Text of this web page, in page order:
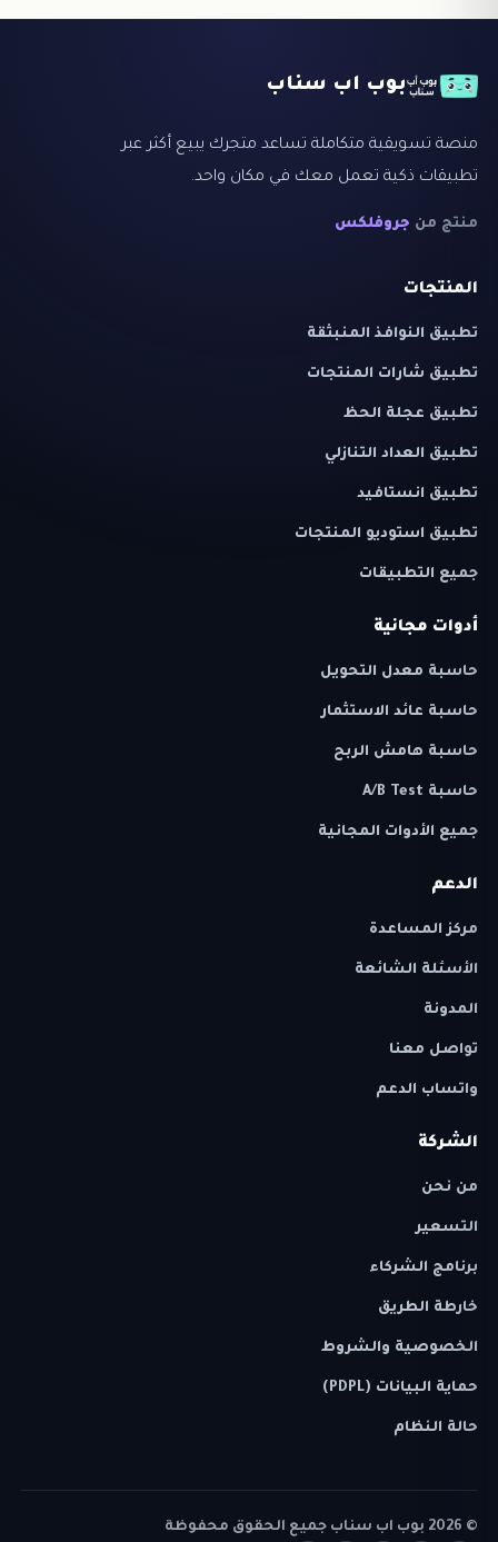
بوب اب سناب
منصة تسويقية متكاملة تساعد متجرك يبيع أكثر عبر
تطبيقات ذكية تعمل معك في مكان واحد.
منتج من جروفلكس
المنتجات
تطبيق النوافذ المنبثقة
تطبيق شارات المنتجات
تطبيق عجلة الحظ
تطبيق العداد التنازلي
تطبيق انستافيد
تطبيق استوديو المنتجات
جميع التطبيقات
أدوات مجانية
حاسبة معدل التحويل
حاسبة عائد الاستثمار
حاسبة هامش الربح
حاسبة A/B Test
جميع الأدوات المجانية
الدعم
مركز المساعدة
الأسئلة الشائعة
المدونة
تواصل معنا
واتساب الدعم
الشركة
من نحن
التسعير
برنامج الشركاء
خارطة الطريق
الخصوصية والشروط
حماية البيانات (PDPL)
حالة النظام
©
2026 بوب اب سناب جميع الحقوق محفوظة